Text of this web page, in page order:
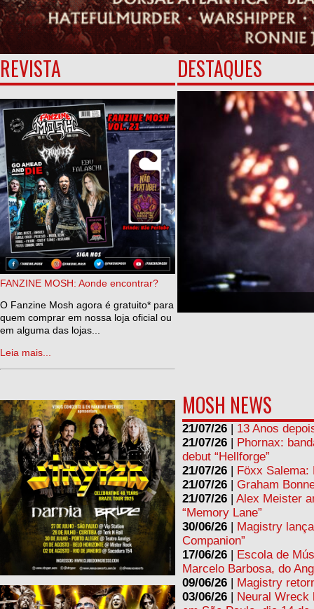
REVISTA
FANZINE MOSH: Aonde encontrar?
O Fanzine Mosh agora é gratuito* para
quem comprar em nossa loja oficial ou
em alguma das lojas...
Leia mais...
DESTAQUES
MOSH NEWS
21/07/26
13 Anos
21/07/26
Phornax:
debut “Hellforge”
21/07/26
Föxx Salema:
21/07/26
Graham
21/07/26
Alex Meister
“Memory Lane”
30/06/26
Magistry
Companion”
17/06/26
Escola de
Marcelo Barbosa, do
09/06/26
Magistry
03/06/26
Neural Wreck